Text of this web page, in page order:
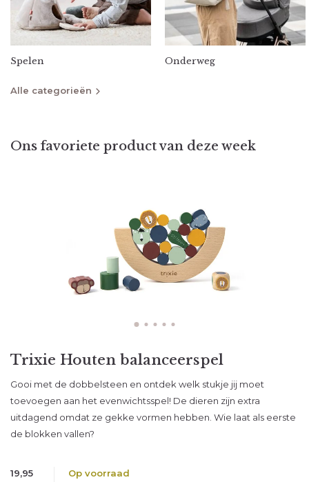
Spelen Onderweg
Alle categorieën
Ons favoriete product van deze week
Trixie Houten balanceerspel
Gooi met de dobbelsteen en ontdek welk stukje jij moet
toevoegen aan het evenwichtsspel! De dieren zijn extra
uitdagend omdat ze gekke vormen hebben. Wie laat als eerste
de blokken vallen?
19,95 Op voorraad
nu inschrijft, dan shop je je eerste bestelling met maar
* Lees hier de wettelijke beperkingen